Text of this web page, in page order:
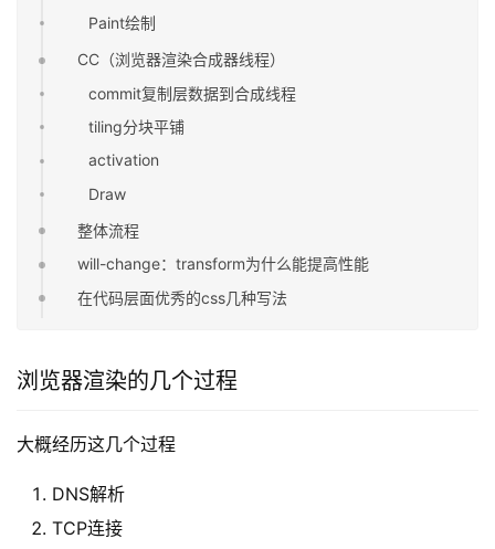
Paint绘制
CC（浏览器渲染合成器线程）
commit复制层数据到合成线程
tiling分块平铺
activation
Draw
整体流程
will-change：transform为什么能提高性能
在代码层面优秀的css几种写法
浏览器渲染的几个过程
大概经历这几个过程
DNS解析
TCP连接